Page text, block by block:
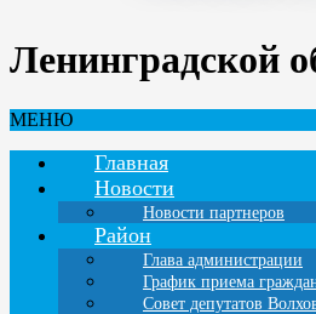
Ленинградской
МЕНЮ
Главная
Новости
Новости партнеров
Район
Глава администрации
График приема
Совет депутатов